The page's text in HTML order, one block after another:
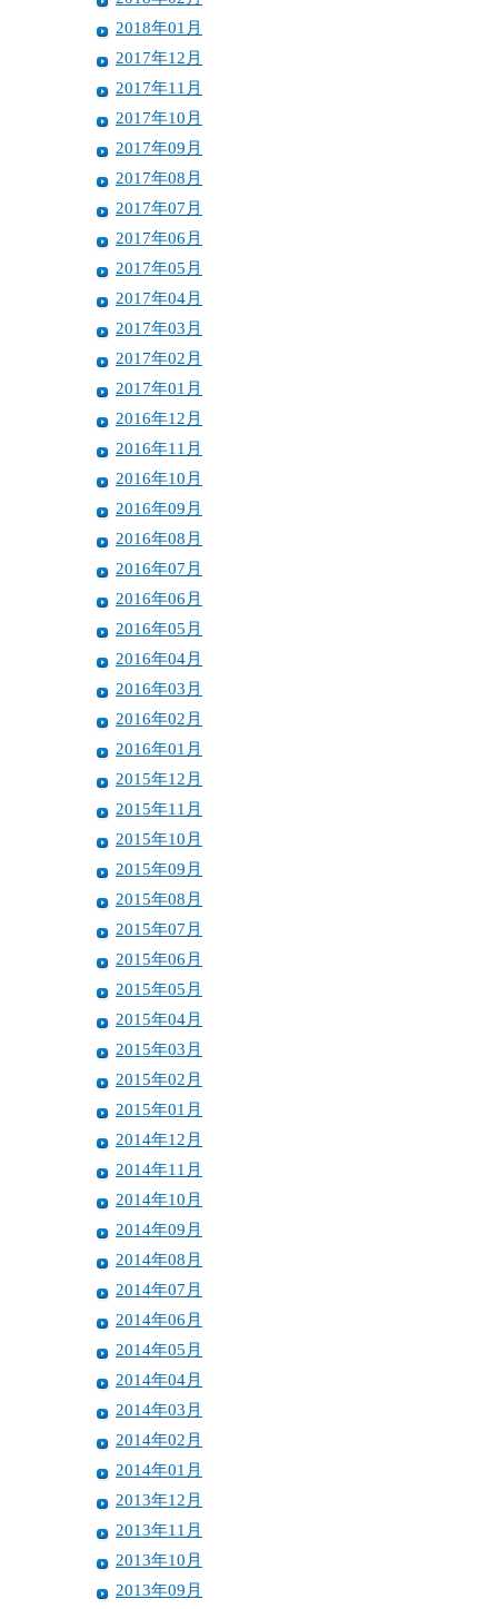
2018年01月
2017年12月
2017年11月
2017年10月
2017年09月
2017年08月
2017年07月
2017年06月
2017年05月
2017年04月
2017年03月
2017年02月
2017年01月
2016年12月
2016年11月
2016年10月
2016年09月
2016年08月
2016年07月
2016年06月
2016年05月
2016年04月
2016年03月
2016年02月
2016年01月
2015年12月
2015年11月
2015年10月
2015年09月
2015年08月
2015年07月
2015年06月
2015年05月
2015年04月
2015年03月
2015年02月
2015年01月
2014年12月
2014年11月
2014年10月
2014年09月
2014年08月
2014年07月
2014年06月
2014年05月
2014年04月
2014年03月
2014年02月
2014年01月
2013年12月
2013年11月
2013年10月
2013年09月